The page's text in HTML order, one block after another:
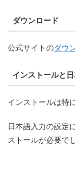
ダウンロード
公式サイトのダウ
インストールと
インストールは特
日本語入力の設定
ストールが必要で